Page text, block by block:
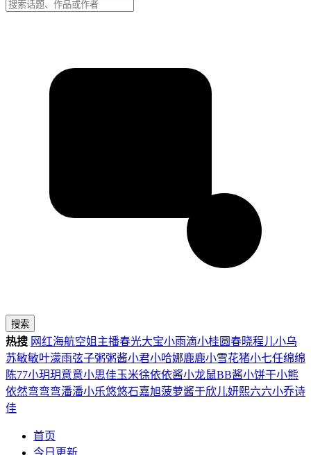
搜索
热搜 网红海航空姐 主播春光大宝小雨滴小桂圆春晓程儿小乌
苏敏敏叶濛雨弦子粥粥酱小君小哈娜鹿鹿小雪花猪小七任绵绵
陈77小玥玥意意小思佳玉米徐依依酱小龙鼠BB酱小饼干小熊
依然弯弯弯潘潘小乐悠悠石嘉旭菠萝酱于欣儿妍熙六六小乔诗
佳
首页
今日更新